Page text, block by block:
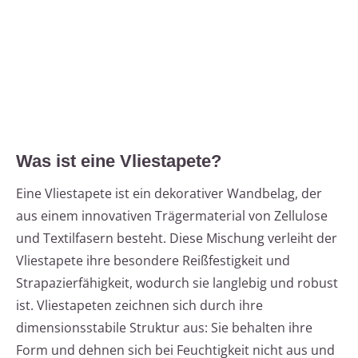
Was ist eine Vliestapete?
Eine Vliestapete ist ein dekorativer Wandbelag, der
aus einem innovativen Trägermaterial von Zellulose
und Textilfasern besteht. Diese Mischung verleiht der
Vliestapete ihre besondere Reißfestigkeit und
Strapazierfähigkeit, wodurch sie langlebig und robust
ist. Vliestapeten zeichnen sich durch ihre
dimensionsstabile Struktur aus: Sie behalten ihre
Form und dehnen sich bei Feuchtigkeit nicht aus und